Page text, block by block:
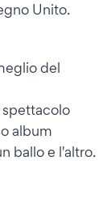
Unito.
del
spettacolo
album
ballo e l'altro.